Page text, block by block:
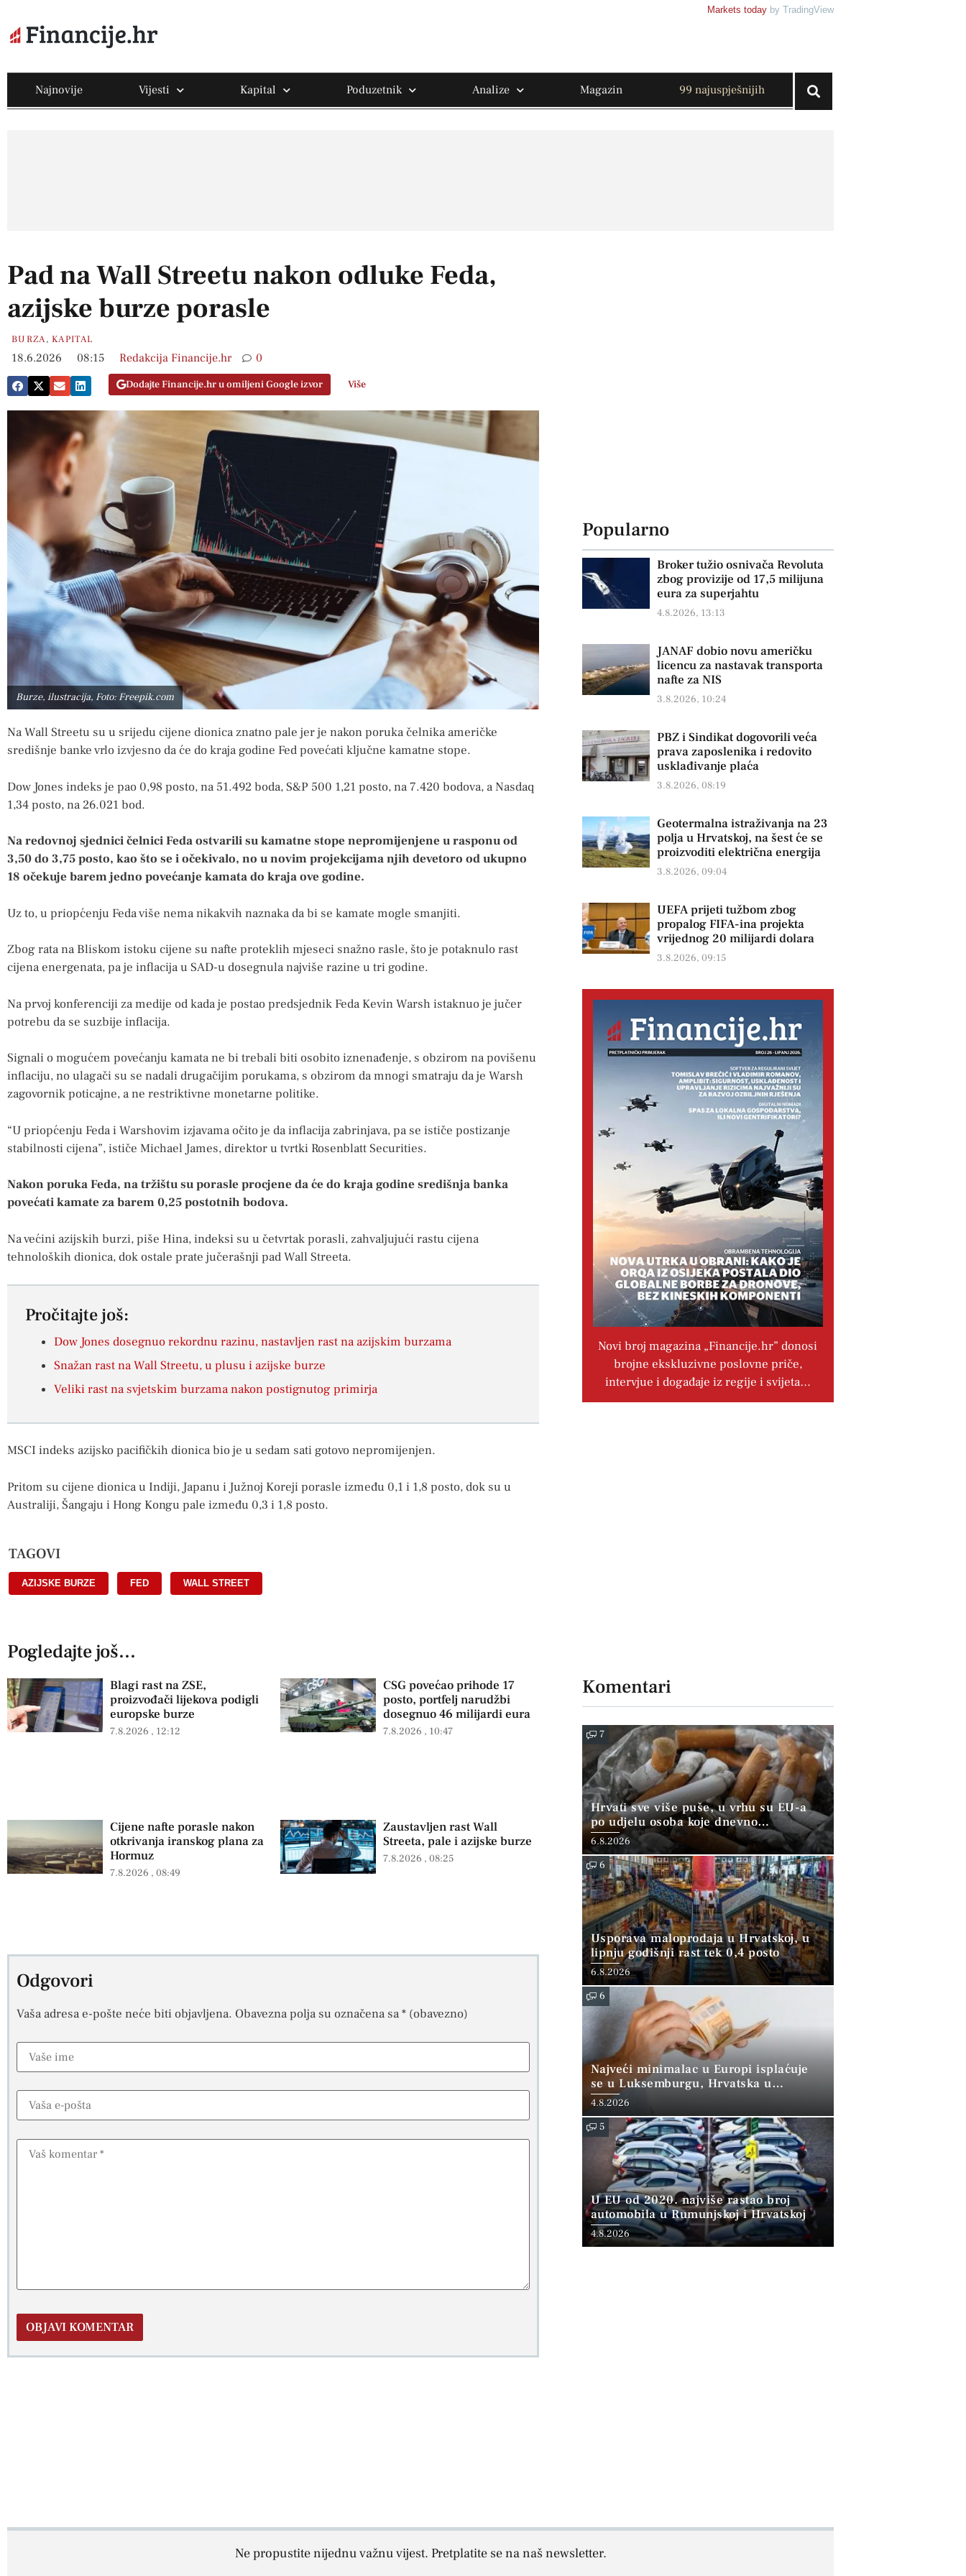
Markets today by TradingView
Najnovije Vijesti Kapital Poduzetnik Analize Magazin 99 najuspješnijih
Pad na Wall Streetu nakon odluke Feda,
azijske burze porasle
BURZA,KAPITAL
18.6.2026 08:15 Redakcija Financije.hr 0
Dodajte Financije.hr u omiljeni Google izvor Više
Burze, ilustracija, Foto: Freepik.com
Na Wall Streetu su u srijedu cijene dionica znatno pale jer je nakon poruka čelnika američke
središnje banke vrlo izvjesno da će do kraja godine Fed povećati ključne kamatne stope.
Dow Jones indeks je pao 0,98 posto, na 51.492 boda, S&P 500 1,21 posto, na 7.420 bodova, a Nasdaq
1,34 posto, na 26.021 bod.
Na redovnoj sjednici čelnici Feda ostvarili su kamatne stope nepromijenjene u rasponu od
3,50 do 3,75 posto, kao što se i očekivalo, no u novim projekcijama njih devetoro od ukupno
18 očekuje barem jedno povećanje kamata do kraja ove godine.
Uz to, u priopćenju Feda više nema nikakvih naznaka da bi se kamate mogle smanjiti.
Zbog rata na Bliskom istoku cijene su nafte proteklih mjeseci snažno rasle, što je potaknulo rast
cijena energenata, pa je inflacija u SAD-u dosegnula najviše razine u tri godine.
Na prvoj konferenciji za medije od kada je postao predsjednik Feda Kevin Warsh istaknuo je jučer
potrebu da se suzbije inflacija.
Signali o mogućem povećanju kamata ne bi trebali biti osobito iznenađenje, s obzirom na povišenu
inflaciju, no ulagači su se nadali drugačijim porukama, s obzirom da mnogi smatraju da je Warsh
zagovornik poticajne, a ne restriktivne monetarne politike.
“U priopćenju Feda i Warshovim izjavama očito je da inflacija zabrinjava, pa se ističe postizanje
stabilnosti cijena”, ističe Michael James, direktor u tvrtki Rosenblatt Securities.
Nakon poruka Feda, na tržištu su porasle procjene da će do kraja godine središnja banka
povećati kamate za barem 0,25 postotnih bodova.
Na većini azijskih burzi, piše Hina, indeksi su u četvrtak porasli, zahvaljujući rastu cijena
tehnoloških dionica, dok ostale prate jučerašnji pad Wall Streeta.
Pročitajte još:
Dow Jones dosegnuo rekordnu razinu, nastavljen rast na azijskim burzama
Snažan rast na Wall Streetu, u plusu i azijske burze
Veliki rast na svjetskim burzama nakon postignutog primirja
MSCI indeks azijsko pacifičkih dionica bio je u sedam sati gotovo nepromijenjen.
Pritom su cijene dionica u Indiji, Japanu i Južnoj Koreji porasle između 0,1 i 1,8 posto, dok su u
Australiji, Šangaju i Hong Kongu pale između 0,3 i 1,8 posto.
TAGOVI
AZIJSKE BURZE FED WALL STREET
Pogledajte još...
Blagi rast na ZSE,
proizvođači lijekova podigli
europske burze
7.8.2026 12:12
CSG povećao prihode 17
posto, portfelj narudžbi
dosegnuo 46 milijardi eura
7.8.2026 10:47
Cijene nafte porasle nakon
otkrivanja iranskog plana za
Hormuz
7.8.2026 08:49
Zaustavljen rast Wall
Streeta, pale i azijske burze
7.8.2026 08:25
Odgovori
Vaša adresa e-pošte neće biti objavljena. Obavezna polja su označena sa* (obavezno)
Popularno
Broker tužio osnivača Revoluta
zbog provizije od 17,5 milijuna
eura za superjahtu
4.8.2026, 13:13
JANAF dobio novu američku
licencu za nastavak transporta
nafte za NIS
3.8.2026, 10:24
PBZ i Sindikat dogovorili veća
prava zaposlenika i redovito
usklađivanje plaća
3.8.2026, 08:19
Geotermalna istraživanja na 23
polja u Hrvatskoj, na šest će se
proizvoditi električna energija
3.8.2026, 09:04
UEFA prijeti tužbom zbog
propalog FIFA-ina projekta
vrijednog 20 milijardi dolara
3.8.2026, 09:15
Novi broj magazina „Financije.hr” donosi
brojne ekskluzivne poslovne priče,
intervjue i događaje iz regije i svijeta…
Komentari
7
Hrvati sve više puše, u vrhu su EU-a
po udjelu osoba koje dnevno
konzumiraju duhan
6.8.2026
6
Usporava maloprodaja u Hrvatskoj, u
lipnju godišnji rast tek 0,4 posto
6.8.2026
6
Najveći minimalac u Europi isplaćuje
se u Luksemburgu, Hrvatska u
“srednjoj skupini”
4.8.2026
5
U EU od 2020. najviše rastao broj
automobila u Rumunjskoj i Hrvatskoj
4.8.2026
Ne propustite nijednu važnu vijest. Pretplatite se na naš newsletter.